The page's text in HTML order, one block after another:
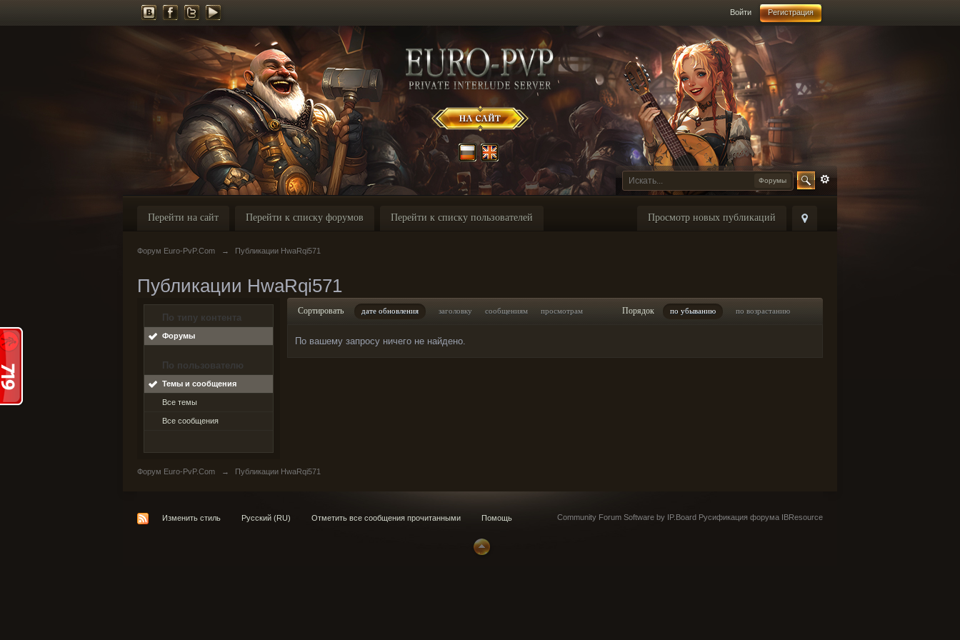
Войти Регистрация
Форумы
Просмотр новых публикаций
Перейти на сайт Перейти к списку форумов Перейти к списку пользователей
Форум Euro-PvP.Com → Публикации HwaRqi571
Публикации HwaRqi571
По типу контента
Форумы
По пользователю
Темы и сообщения
Все темы
Все сообщения
Сортировать дате обновления заголовку сообщениям просмотрам Порядок по убыванию по возрастанию
По вашему запросу ничего не найдено.
Форум Euro-PvP.Com → Публикации HwaRqi571
Изменить стиль Русский (RU) Отметить все сообщения прочитанными Помощь Community Forum Software by IP.Board Русификация форума IBResource